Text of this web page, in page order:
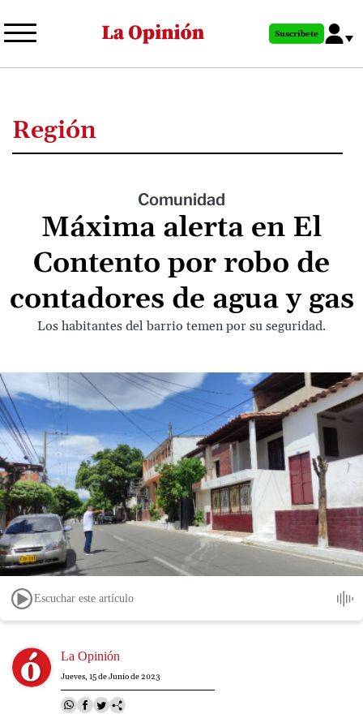
al
principal
Suscríbete
Región
Comunidad
Máxima alerta en El
Contento por robo de
contadores de agua y gas
Los habitantes del barrio temen por su seguridad.
Escuchar este artículo
Image La Opinión
Jueves, 15 de Junio de 2023